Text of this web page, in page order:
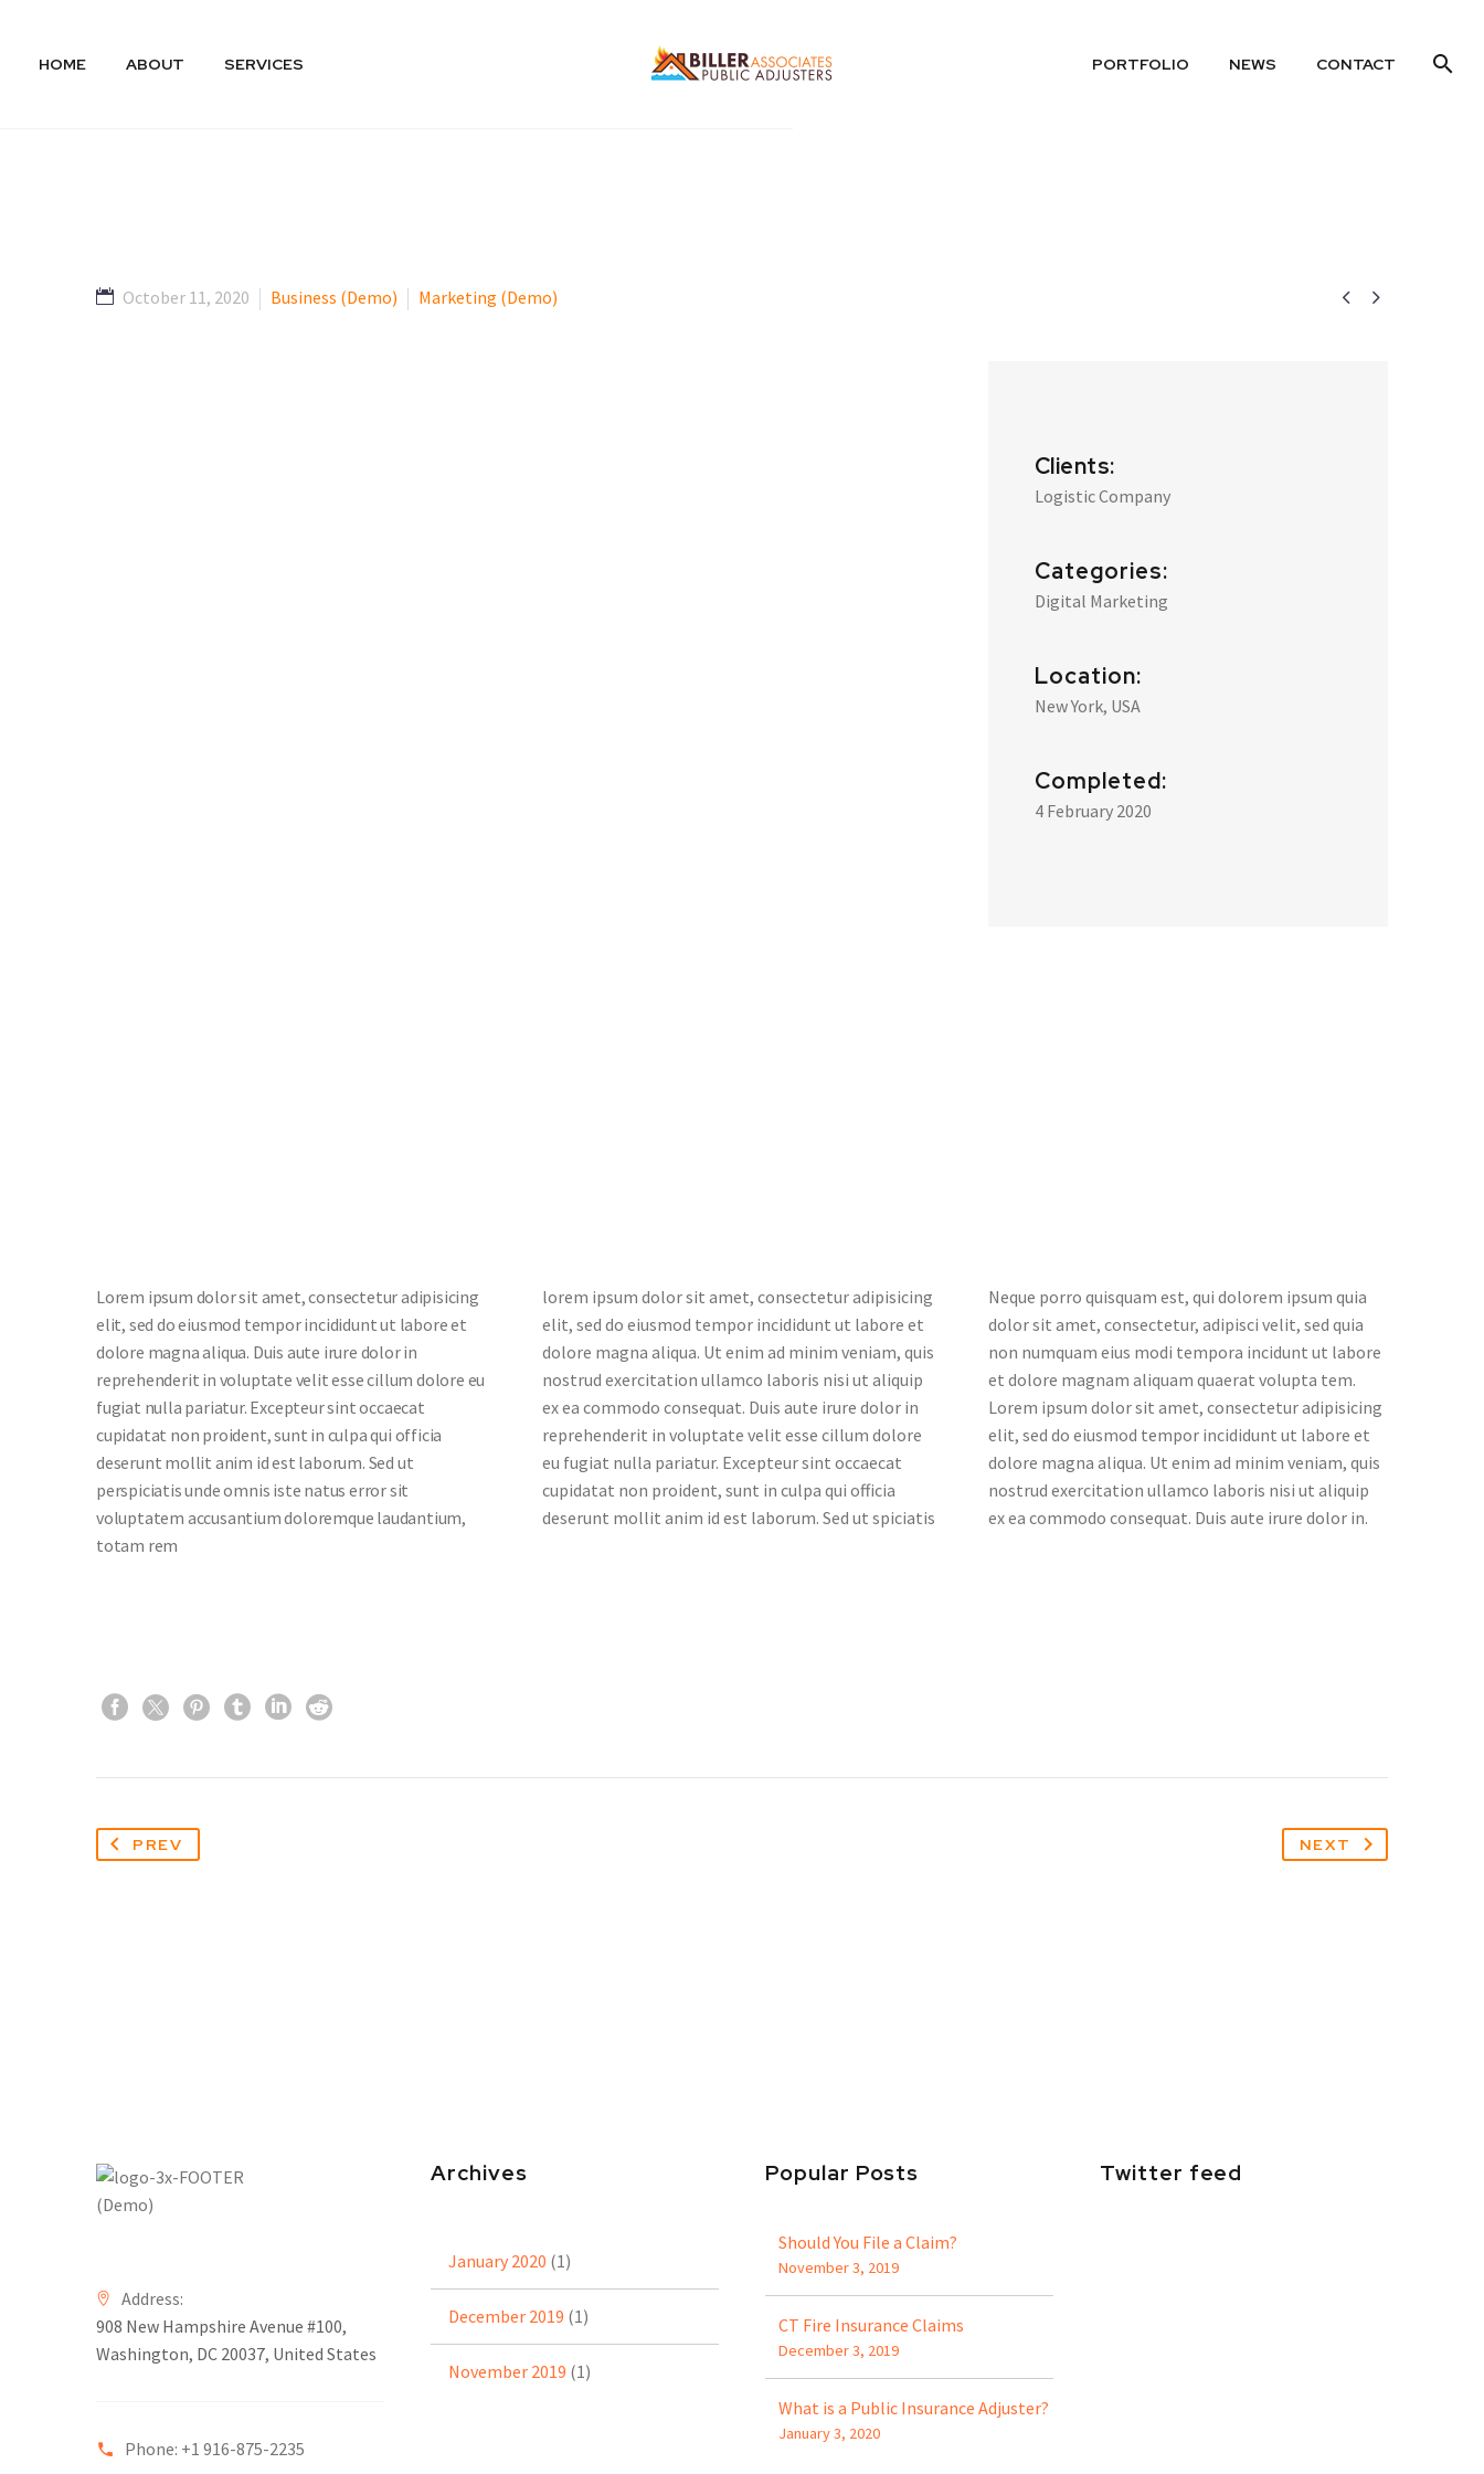
HOME ABOUT SERVICES PORTFOLIO NEWS CONTACT
 
October 11, 2020 Business (Demo) Marketing (Demo)
Clients:
Logistic Company
Categories:
Digital Marketing
Location:
New York, USA
Completed:
4 February 2020
Lorem ipsum dolor sit amet, consectetur adipisicing
elit, sed do eiusmod tempor incididunt ut labore et
dolore magna aliqua. Duis aute irure dolor in
reprehenderit in voluptate velit esse cillum dolore eu
fugiat nulla pariatur. Excepteur sint occaecat
cupidatat non proident, sunt in culpa qui officia
deserunt mollit anim id est laborum. Sed ut
perspiciatis unde omnis iste natus error sit
voluptatem accusantium doloremque laudantium,
totam rem
lorem ipsum dolor sit amet, consectetur adipisicing
elit, sed do eiusmod tempor incididunt ut labore et
dolore magna aliqua. Ut enim ad minim veniam, quis
nostrud exercitation ullamco laboris nisi ut aliquip
ex ea commodo consequat. Duis aute irure dolor in
reprehenderit in voluptate velit esse cillum dolore
eu fugiat nulla pariatur. Excepteur sint occaecat
cupidatat non proident, sunt in culpa qui officia
deserunt mollit anim id est laborum. Sed ut spiciatis
Neque porro quisquam est, qui dolorem ipsum quia
dolor sit amet, consectetur, adipisci velit, sed quia
non numquam eius modi tempora incidunt ut labore
et dolore magnam aliquam quaerat volupta tem.
Lorem ipsum dolor sit amet, consectetur adipisicing
elit, sed do eiusmod tempor incididunt ut labore et
dolore magna aliqua. Ut enim ad minim veniam, quis
nostrud exercitation ullamco laboris nisi ut aliquip
ex ea commodo consequat. Duis aute irure dolor in.
PREV NEXT
Address:
908 New Hampshire Avenue #100,
Washington, DC 20037, United States
Phone: +1 916-875-2235
Archives
January 2020 (1)
December 2019 (1)
November 2019 (1)
Popular Posts
Should You File a Claim?
November 3, 2019
CT Fire Insurance Claims
December 3, 2019
What is a Public Insurance Adjuster?
January 3, 2020
Twitter feed